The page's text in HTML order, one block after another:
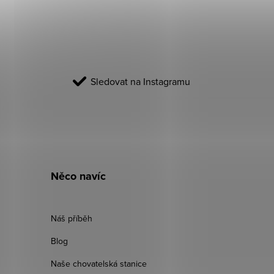
Sledovat na Instagramu
Něco navíc
Náš příběh
Blog
Naše chovatelská stanice